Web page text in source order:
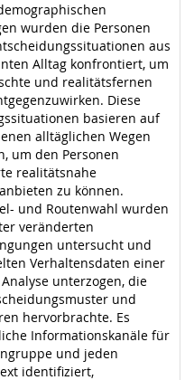
wurden die Personen
aus
Alltag konfrontiert, um
und realitätsfernen
Diese
basieren auf
alltäglichen Wegen
um den Personen
realitätsnahe
zu können.
und Routenwahl wurden
veränderten
untersucht und
Verhaltensdaten einer
unterzogen, die
und
hervorbrachte. Es
Informationskanäle für
und jeden
identifiziert,